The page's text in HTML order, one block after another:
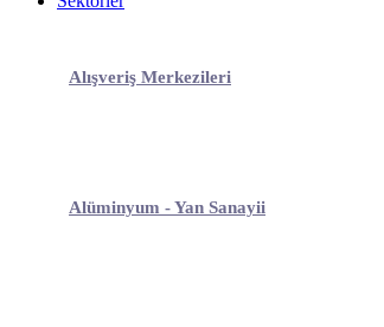
Alışveriş Merkezileri
Alüminyum - Yan Sanayii